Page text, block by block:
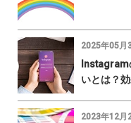
2025年05月
いとは？
2023年12月